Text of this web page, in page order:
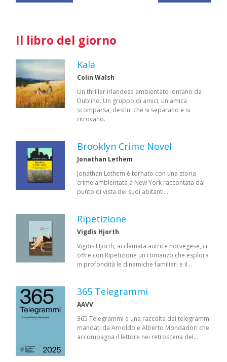
Il libro del giorno
Kala
Colin Walsh
Un thriller irlandese ambientato lontano da
Dublino. Un gruppo di amici, un'amica
scomparsa, destini che si separano e si
ritrovano.
Brooklyn Crime Novel
Jonathan Lethem
Jonathan Lethem è tornato con una storia
crime ambientata a New York raccontata dal
punto di vista dei suoi abitanti…
Ripetizione
Vigdis Hjorth
Vigdis Hjorth, acclamata autrice norvegese, ci
offre con Ripetizione un romanzo che esplora
in profondità le dinamiche familiari e il…
365 Telegrammi
AAVV
365 Telegrammi è una raccolta dei telegrammi
mandati da Arnoldo e Alberto Mondadori che
accompagna il lettore nei retroscena del…